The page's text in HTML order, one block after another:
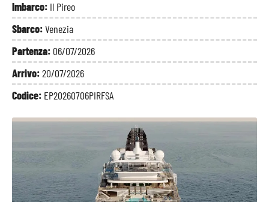
Imbarco: Il Pireo
Sbarco:Venezia
Partenza: 06/07/2026
Arrivo:20/07/2026
Codice: EP20260706PIRFSA